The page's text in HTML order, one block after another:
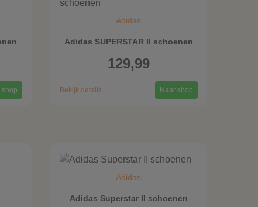
shop
Adidas
Adidas SUPERSTAR II schoenen
129,99
Bekijk details Naar shop
Adidas
Adidas Superstar II schoenen